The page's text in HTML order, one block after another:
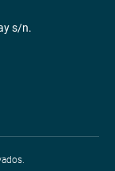
s/n.